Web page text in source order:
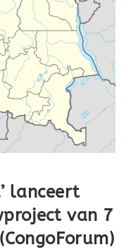
lanceert
van 7